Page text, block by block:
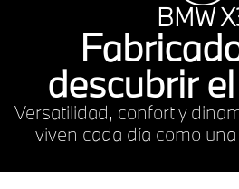
BMW
descubrir
Versatilidad, confort y
viven cada día como